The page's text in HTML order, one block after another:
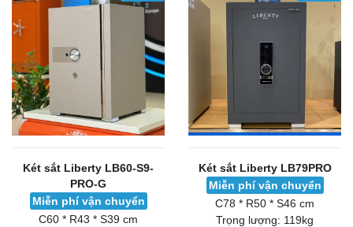
Két sắt Liberty LB60-S9-
PRO-G
Miễn phí vận chuyển
C60 * R43 * S39 cm
Két sắt Liberty LB79PRO
Miễn phí vận chuyển
C78 * R50 * S46 cm
Trọng lượng: 119kg